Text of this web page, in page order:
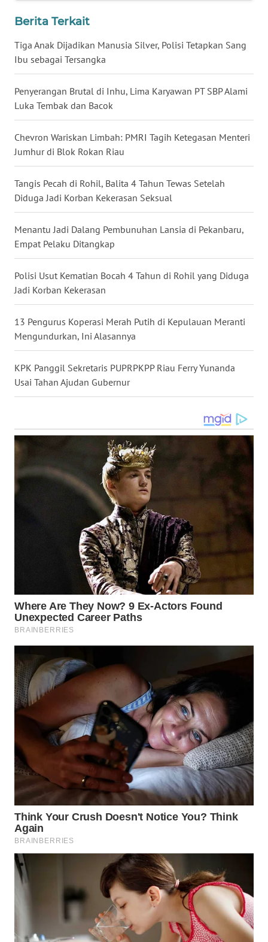
Berita Terkait
Tiga Anak Dijadikan Manusia Silver, Polisi Tetapkan Sang
Ibu sebagai Tersangka
Penyerangan Brutal di Inhu, Lima Karyawan PT SBP Alami
Luka Tembak dan Bacok
Chevron Wariskan Limbah: PMRI Tagih Ketegasan Menteri
Jumhur di Blok Rokan Riau
Tangis Pecah di Rohil, Balita 4 Tahun Tewas Setelah
Diduga Jadi Korban Kekerasan Seksual
Menantu Jadi Dalang Pembunuhan Lansia di Pekanbaru,
Empat Pelaku Ditangkap
Polisi Usut Kematian Bocah 4 Tahun di Rohil yang Diduga
Jadi Korban Kekerasan
13 Pengurus Koperasi Merah Putih di Kepulauan Meranti
Mengundurkan, Ini Alasannya
KPK Panggil Sekretaris PUPRPKPP Riau Ferry Yunanda
Usai Tahan Ajudan Gubernur
LAMPUNG
WN
JATENG
WN
NUSANTARA
WN
JOGJA
WN
JATIM
WN
BALI
WN
KALBAR
KALTENG
KALTARA
SULUT
WN
WN
MALUT
WN
DANAU
TOBA
WN
NIAS
LANGKAT
SELATAN